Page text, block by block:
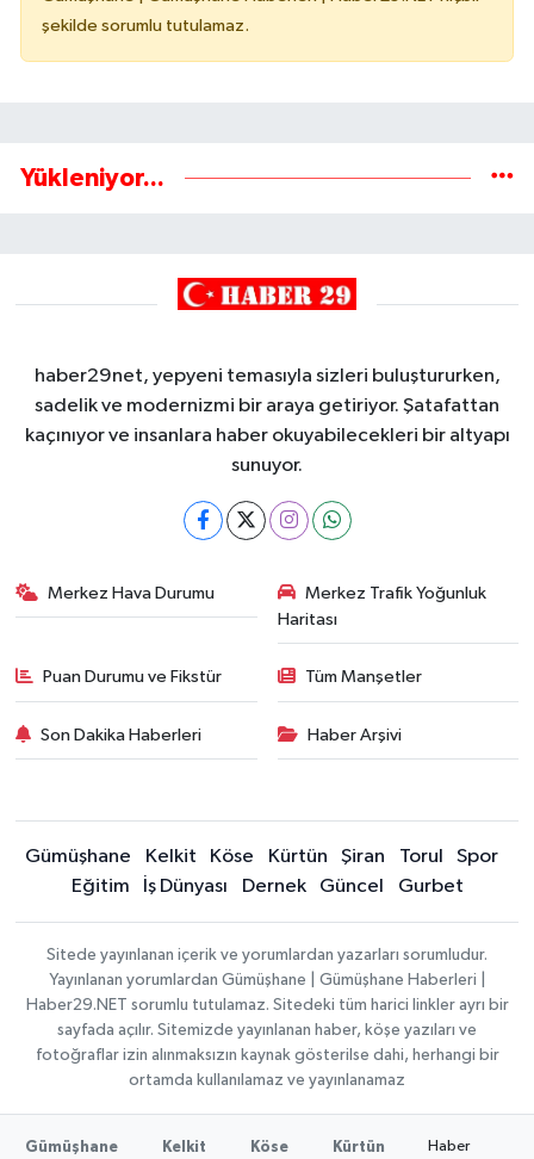
şekilde sorumlu tutulamaz.
Yükleniyor...
haber29net, yepyeni temasıyla sizleri buluştururken,
sadelik ve modernizmi bir araya getiriyor. Şatafattan
kaçınıyor ve insanlara haber okuyabilecekleri bir altyapı
sunuyor.
Merkez Hava Durumu
Merkez Trafik Yoğunluk
Haritası
Puan Durumu ve Fikstür Tüm Manşetler
Son Dakika Haberleri Haber Arşivi
Gümüşhane Kelkit Köse Kürtün Şiran Torul
Spor
Eğitim
İş Dünyası Dernek Güncel Gurbet
Sitede yayınlanan içerik ve yorumlardan yazarları sorumludur.
Yayınlanan yorumlardan Gümüşhane | Gümüşhane Haberleri |
Haber29.NET sorumlu tutulamaz. Sitedeki tüm harici linkler ayrı bir
sayfada açılır. Sitemizde yayınlanan haber, köşe yazıları ve
fotoğraflar izin alınmaksızın kaynak gösterilse dahi, herhangi bir
ortamda kullanılamaz ve yayınlanamaz
Gümüşhane Kelkit Köse Kürtün Haber